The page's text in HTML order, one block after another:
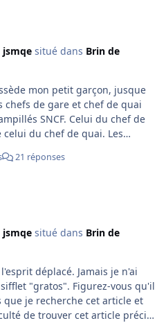
jsmqesitué dans Brin de
mon petit garçon, jusque
chefs de gare et chef de quai
SNCF. Celui du chef de
du chef de quai. Les
en début de moi, avec les
j'ai déjà trouvé une
50, une lampe à carbure (sur
une casquette des
des années 30.
21 réponses
jsmqesitué dans Brin de
déplacé. Jamais je n'ai
"gratos". Figurez-vous qu'il
que je recherche cet article et
de trouver cet article précis